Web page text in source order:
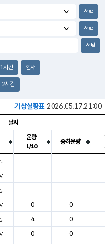
시간 현재
시간
기상실황표 2026.05.17.21:00
, 강수, 바람, 기압등을 안내한 표입
날씨
운량
1/10
중하운량
0 0
4 0
0 0